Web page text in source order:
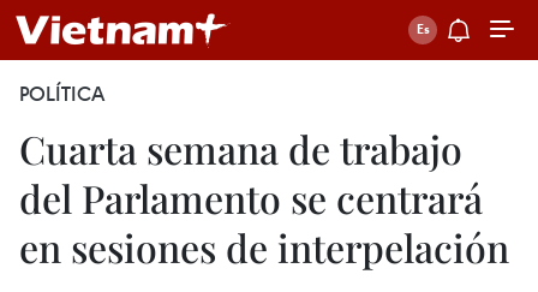
POLÍTICA
Cuarta semana de trabajo
del Parlamento se centrará
en sesiones de interpelación